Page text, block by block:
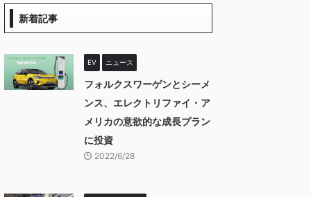
新着記事
EV ニュース
フォルクスワーゲンとシーメ
ンス、エレクトリファイ・ア
メリカの意欲的な成長プラン
に投資
2022/6/28